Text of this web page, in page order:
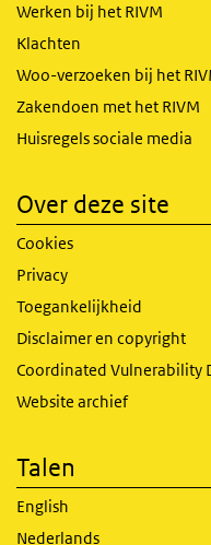
Werken bij het RIVM
Klachten
Woo-verzoeken bij het
Zakendoen met het RIVM
Huisregels sociale media
Over deze site
Cookies
Privacy
Toegankelijkheid
Disclaimer en copyright
Coordinated Vulnerability
Website archief
Talen
English
Nederlands